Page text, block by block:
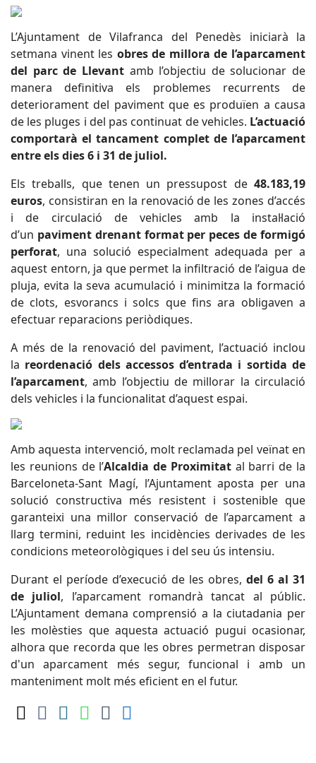
L’Ajuntament de Vilafranca del Penedès iniciarà la
setmana vinent les obres de millora de l’aparcament
del parc de Llevantamb l’objectiu de solucionar de
manera definitiva els problemes recurrents de
deteriorament del paviment que es produïen a causa
de les pluges i del pas continuat de vehicles. L’actuació
comportarà el tancament complet de l’aparcament
entre els dies 6 i 31 de juliol.
Els treballs, que tenen un pressupost de 48.183,19
euros, consistiran en la renovació de les zones d’accés
i de circulació de vehicles amb la instal·lació
d’un paviment drenant format per peces de formigó
perforat, una solució especialment adequada per a
aquest entorn, ja que permet la infiltració de l’aigua de
pluja, evita la seva acumulació i minimitza la formació
de clots, esvorancs i solcs que fins ara obligaven a
efectuar reparacions periòdiques.
A més de la renovació del paviment, l’actuació inclou
la reordenació dels accessos d’entrada i sortida de
l’aparcament, amb l’objectiu de millorar la circulació
dels vehicles i la funcionalitat d’aquest espai.
Amb aquesta intervenció, molt reclamada pel veïnat en
les reunions de l’Alcaldia de Proximitatal barri de la
Barceloneta-Sant Magí, l’Ajuntament aposta per una
solució constructiva més resistent i sostenible que
garanteixi una millor conservació de l’aparcament a
llarg termini, reduint les incidències derivades de les
condicions meteorològiques i del seu ús intensiu.
Durant el període d’execució de les obres, del 6 al 31
de juliol, l’aparcament romandrà tancat al públic.
L’Ajuntament demana comprensió a la ciutadania per
les molèsties que aquesta actuació pugui ocasionar,
alhora que recorda que les obres permetran disposar
d'un aparcament més segur, funcional i amb un
manteniment molt més eficient en el futur.